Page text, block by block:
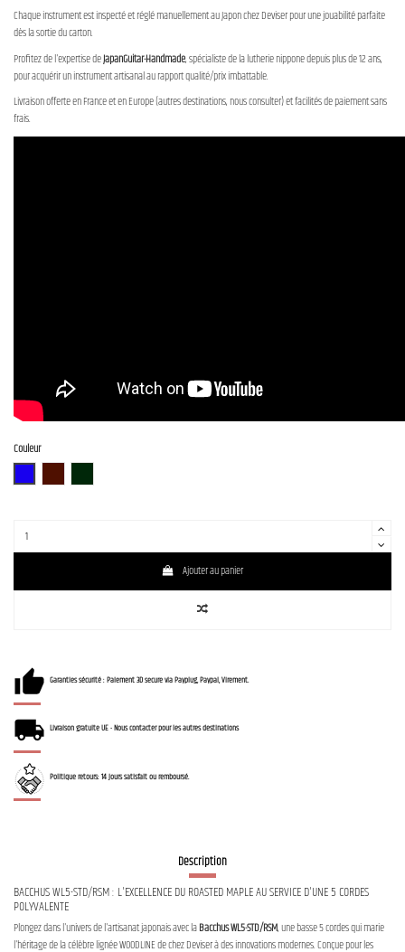
Chaque instrument est inspecté et réglé manuellement au Japon chez Deviser pour une jouabilité parfaite
dès la sortie du carton.
Profitez de l'expertise deJapanGuitar-Handmade, spécialiste de la lutherie nippone depuis plus de 12 ans,
pour acquérir un instrument artisanal au rapport qualité/prix imbattable.
Livraison offerte en France et en Europe (autres destinations, nous consulter) et facilités de paiement sans
frais.
Couleur
Ajouter au panier
Garanties sécurité : Paiement 3D secure via Payplug, Paypal, Virement.
Livraison gratuite UE - Nous contacter pour les autres destinations
Politique retours: 14 jours satisfait ou remboursé.
Description
BACCHUS WL5-STD/RSM : L'EXCELLENCE DU ROASTED MAPLE AU SERVICE D'UNE 5 CORDES
POLYVALENTE
Plongez dans l'univers de l'artisanat japonais avec laBacchus WL5-STD/RSM, une basse 5 cordes qui marie
l'héritage de la célèbre lignée WOODLINE de chez Deviser à des innovations modernes. Conçue pour les